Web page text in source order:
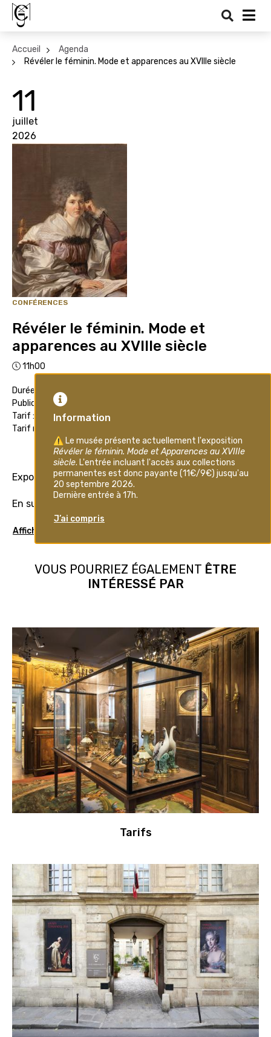
Accueil
Agenda
Révéler le féminin. Mode et apparences au XVIIIe siècle
11
juillet
2026
CONFÉRENCES
Révéler le féminin. Mode et
apparences au XVIIIe siècle
11h00
Durée : 1h30
Public : Adultes
Tarif : 7€
Tarif réduit : 5€
Événement passé
Exposition temporaire
En sus du billet d'entrée dans l'exposition
Afficher plus
VOUS POURRIEZ ÉGALEMENT ÊTRE
INTÉRESSÉ PAR
Tarifs